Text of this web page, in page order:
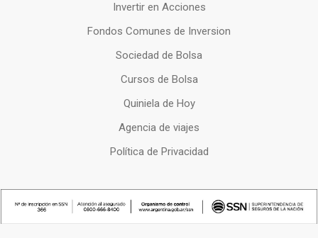
Invertir en Acciones
Fondos Comunes de Inversion
Sociedad de Bolsa
Cursos de Bolsa
Quiniela de Hoy
Agencia de viajes
Política de Privacidad